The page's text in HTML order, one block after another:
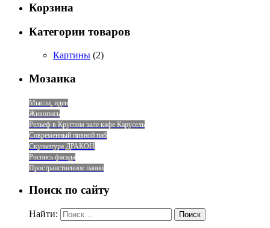
Корзина
Категории товаров
Картины (2)
Мозаика
Мысли, идеи
Живопись
Рельеф в Круглом зале кафе Карусель
Современный пивной паб
Скульптура ДРАКОН
Роспись фасада
Пространственное панно
Поиск по сайту
Найти: